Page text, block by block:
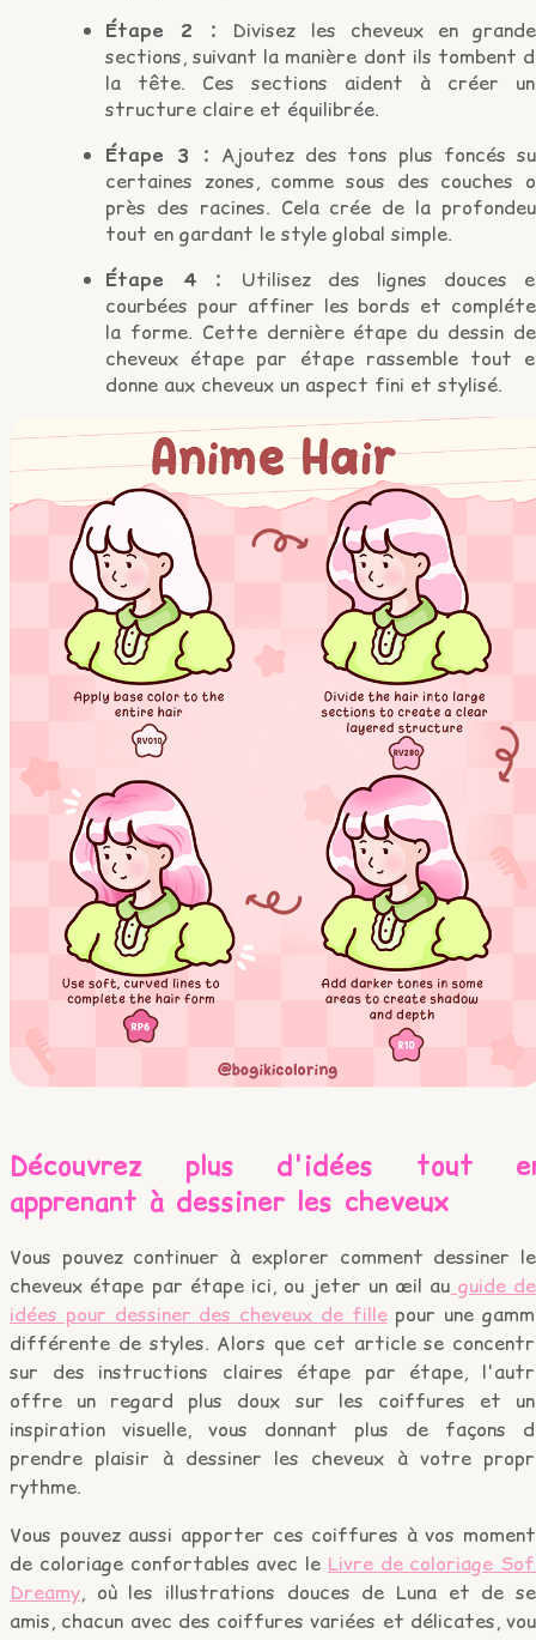
Étape 2 :
Divisez les cheveux en
sections, suivant la manière dont ils tombent
la tête. Ces sections aident à créer
structure claire et équilibrée.
Étape 3 : Ajoutez des tons plus foncés
certaines zones, comme sous des couches
près des racines. Cela crée de la
tout en gardant le style global simple.
Étape 4 : Utilisez des lignes douces
courbées pour affiner les bords et
la forme. Cette dernière étape du dessin
cheveux étape par étape rassemble tout
donne aux cheveux un aspect fini et stylisé.
Découvrez plus d'idées tout
apprenant à dessiner les cheveux
Vous pouvez continuer à explorer comment dessiner
cheveux étape par étape ici, ou jeter un œil au guide
idées pour dessiner des cheveux de fillepour une
différente de styles. Alors que cet article se
sur des instructions claires étape par étape,
offre un regard plus doux sur les coiffures et
inspiration visuelle, vous donnant plus de façons
prendre plaisir à dessiner les cheveux à votre
rythme.
Vous pouvez aussi apporter ces coiffures à vos
de coloriage confortables avec le Livre de coloriage
Dreamy, où les illustrations douces de Luna et de
amis, chacun avec des coiffures variées et délicates,